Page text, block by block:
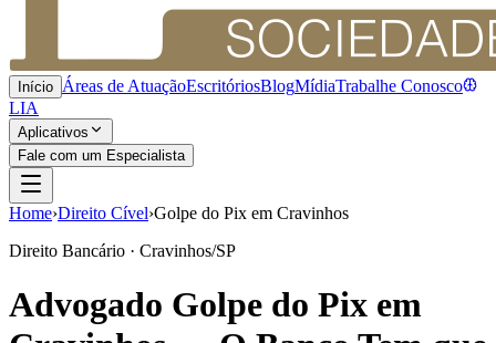
Início Áreas de AtuaçãoEscritóriosBlogMídiaTrabalhe Conosco
LIA
Aplicativos
Fale com um Especialista
Home›Direito Cível›Golpe do Pix em Cravinhos
Direito Bancário · Cravinhos/SP
Advogado Golpe do Pix em